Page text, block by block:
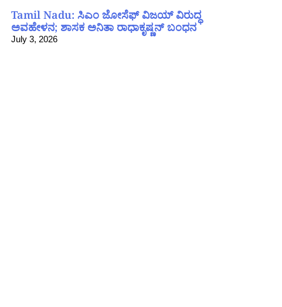
Tamil Nadu: ಸಿಎಂ ಜೋಸೆಫ್ ವಿಜಯ್ ವಿರುದ್ಧ
ಅವಹೇಳನ; ಶಾಸಕ ಅನಿತಾ ರಾಧಾಕೃಷ್ಣನ್ ಬಂಧನ
July 3, 2026